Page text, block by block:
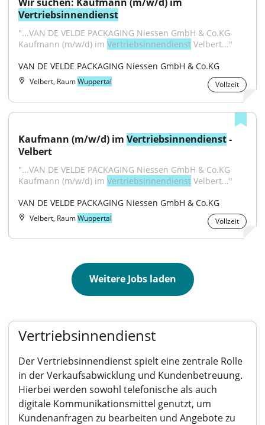
Vertriebsinnendienst
"...VAN DE VELDE PACKAGING Niessen GmbH & Co.KG
Kaufmann (m/w/d) im Vertriebsinnendienst Velbert..."
VAN DE VELDE PACKAGING Niessen GmbH & Co.KG
Velbert, RaumWuppertal Vollzeit
Kaufmann (m/w/d) im Vertriebsinnendienst -
Velbert
"...VAN DE VELDE PACKAGING Niessen GmbH & Co.KG
Kaufmann (m/w/d) im Vertriebsinnendienst Velbert..."
VAN DE VELDE PACKAGING Niessen GmbH & Co.KG
Velbert, RaumWuppertal Vollzeit
Weitere Jobs laden
Vertriebsinnendienst
Der Vertriebsinnendienst spielt eine zentrale Rolle
in der Verkaufsabwicklung und Kundenbetreuung.
Hierbei werden sowohl telefonische als auch
digitale Kommunikationsmittel genutzt, um
Kundenanfragen zu bearbeiten und Angebote zu